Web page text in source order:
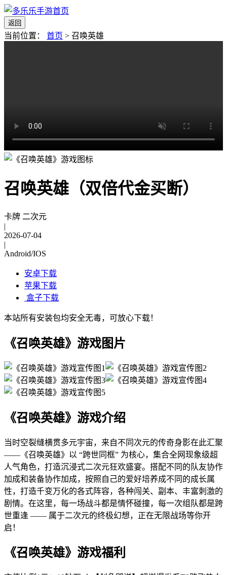
返回
当前位置： 首页 > 召唤英雄
召唤英雄（双倍代金买断）
卡牌 二次元
|
2026-07-04
|
Android/IOS
安卓下载
苹果下载
盒子下载
本站所有安装包均安全无毒，可放心下载！
《召唤英雄》游戏图片
《召唤英雄》游戏介绍
当时空裂缝横贯多元宇宙，来自不同次元的传奇身影在此汇聚
——《召唤英雄》以 “跨世同框” 为核心，集合全网现象级超
人气角色，打造沉浸式二次元狂欢盛宴。搭配不同的队友协作
加成和装备协作加成，按照自己的爱好培养成不同的成长属
性，打造千变万化的各式阵容，各种闯关、副本、丰富刺激的
剧情。在这里，每一场战斗都是情怀碰撞，每一次组队都是跨
世重逢 —— 属于二次元的终极幻想，正在无限战场等你开
启！
《召唤英雄》游戏福利